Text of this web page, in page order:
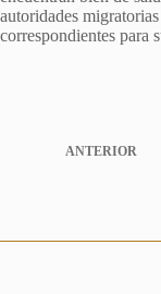
autoridades
correspondientes para
ANTERIOR